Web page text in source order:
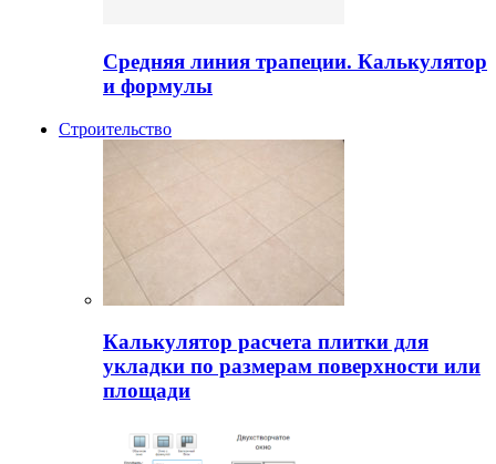
Средняя линия трапеции. Калькулятор
и формулы
Строительство
Калькулятор расчета плитки для
укладки по размерам поверхности или
площади